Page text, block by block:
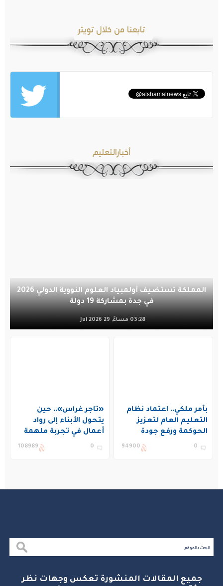
تابعنا من خلال تويتر
أخبارالتعليم
المملكة تستضيف أولمبياد العلوم النووية الدولي 2026
في جدة بمشاركة 19 دولة
03:28 مساءً, 29 Jul 2026
بأمر ملكي.. اعتماد نظام
التعليم العام لتعزيز
الحوكمة ورفع جودة
التعليم في المملكة
0
94900
«تاجر غراس».. حين
يتحول الأبناء إلى رواد
أعمال في تجربة ملهمة
بنادي غراس الصيفي
0
108989
جميع المقالات المنشورة تعكس وجهات نظر